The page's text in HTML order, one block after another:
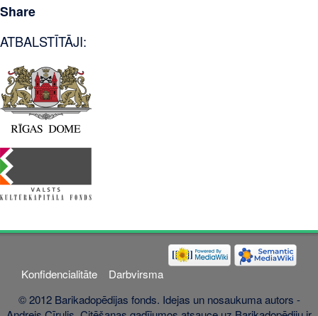
Share
ATBALSTĪTĀJI:
Konfidencialitāte
Darbvirsma
© 2012 Barikadopēdijas fonds. Idejas un nosaukuma autors -